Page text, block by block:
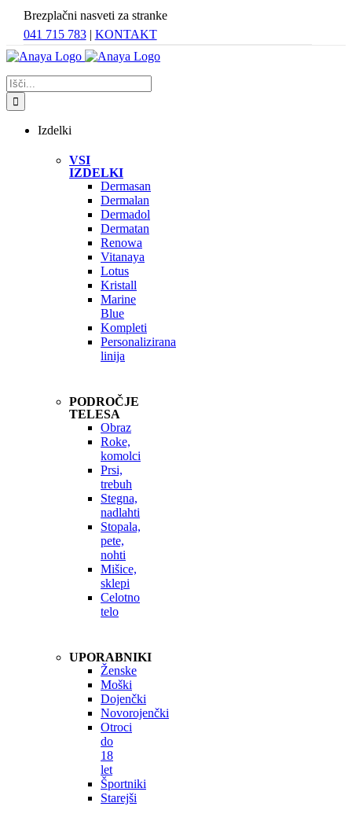
Skip
content
Brezplačni nasveti za stranke
041 715 783| KONTAKT
Search
for:
Izdelki
VSI
IZDELKI
Dermasan
Dermalan
Dermadol
Dermatan
Renowa
Vitanaya
Lotus
Kristall
Marine
Blue
Kompleti
Personalizirana
linija
PODROČJE
TELESA
Obraz
Roke,
komolci
Prsi,
trebuh
Stegna,
nadlahti
Stopala,
pete,
nohti
Mišice,
sklepi
Celotno
telo
UPORABNIKI
Ženske
Moški
Dojenčki
Novorojenčki
Otroci
do
18
let
Športniki
Starejši